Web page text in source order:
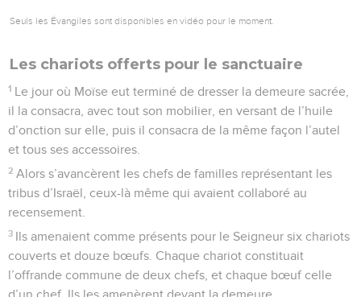
Seuls les Évangiles sont disponibles en vidéo pour le moment.
Les chariots offerts pour le sanctuaire
1 Le jour où Moïse eut terminé de dresser la demeure sacrée,
il la consacra, avec tout son mobilier, en versant de l’huile
d’onction sur elle, puis il consacra de la même façon l’autel
et tous ses accessoires.
2 Alors s’avancèrent les chefs de familles représentant les
tribus d’Israël, ceux-là même qui avaient collaboré au
recensement.
3 Ils amenaient comme présents pour le Seigneur six chariots
couverts et douze bœufs. Chaque chariot constituait
l’offrande commune de deux chefs, et chaque bœuf celle
d’un chef. Ils les amenèrent devant la demeure.